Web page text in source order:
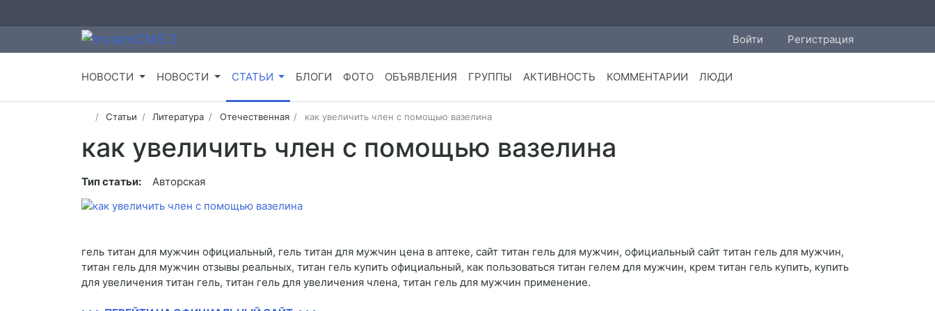
Войти Регистрация
НОВОСТИ НОВОСТИ СТАТЬИ БЛОГИ ФОТО ОБЪЯВЛЕНИЯ ГРУППЫ АКТИВНОСТЬ КОММЕНТАРИИ ЛЮДИ
Статьи Литература Отечественная как увеличить член с помощью вазелина
как увеличить член с помощью вазелина
Тип статьи: Авторская
гель титан для мужчин официальный, гель титан для мужчин цена в аптеке, сайт титан гель для мужчин, официальный сайт титан гель для мужчин,
титан гель для мужчин отзывы реальных, титан гель купить официальный, как пользоваться титан гелем для мужчин, крем титан гель купить, купить
для увеличения титан гель, титан гель для увеличения члена, титан гель для мужчин применение.